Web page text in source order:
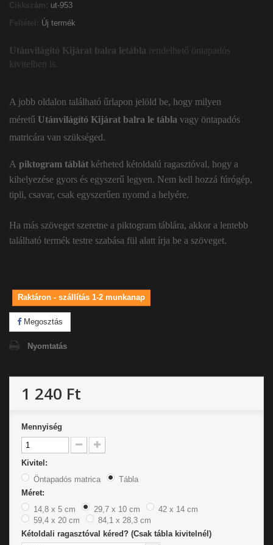
Cikkszám: ut-953
Feltétel: Új termék
Utánvilágító Kijárat balra letábla rendelhető öntapadós
kivitelben is.
A jobb oldalon található űrlapon jelöld be, hogy milyen
méretű Utánvilágító Kijárat balra le tábla vagy öntapadós
matricára van szükséged.
A piktogram táblát kérheted kétoldalú ragasztóval, hogy a
kihelyezése gyors és egyszerű legyen. Nem kell hozzá fúrógép,
tipli, csavar, csak egyszerűen nyomd a helyére.
Ha más szöveget szeretne a piktogram táblára, akkor a lentebb
található termék testre szabása fül alatt írja be a szöveget.
Raktáron - szállítás 1-2 munkanap
Megosztás
Nyomtatás
1 240 Ft
Mennyiség
Kivitel:
Öntapadós matrica
Tábla
Méret:
14,8 x 5 cm
29,7 x 10 cm
42 x 14 cm
59,4 x 20 cm
84,1 x 28,3 cm
Kétoldali ragasztóval kéred? (Csak tábla kivitelnél)